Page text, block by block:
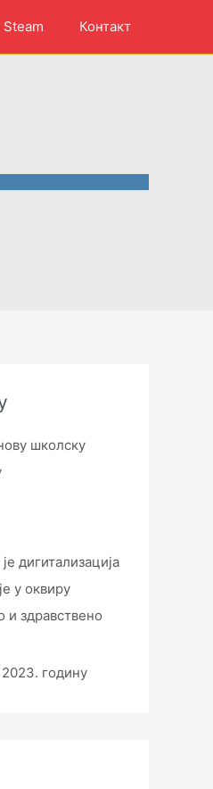
Контакт
школску
дигитализација
у оквиру
и здравствено
годину